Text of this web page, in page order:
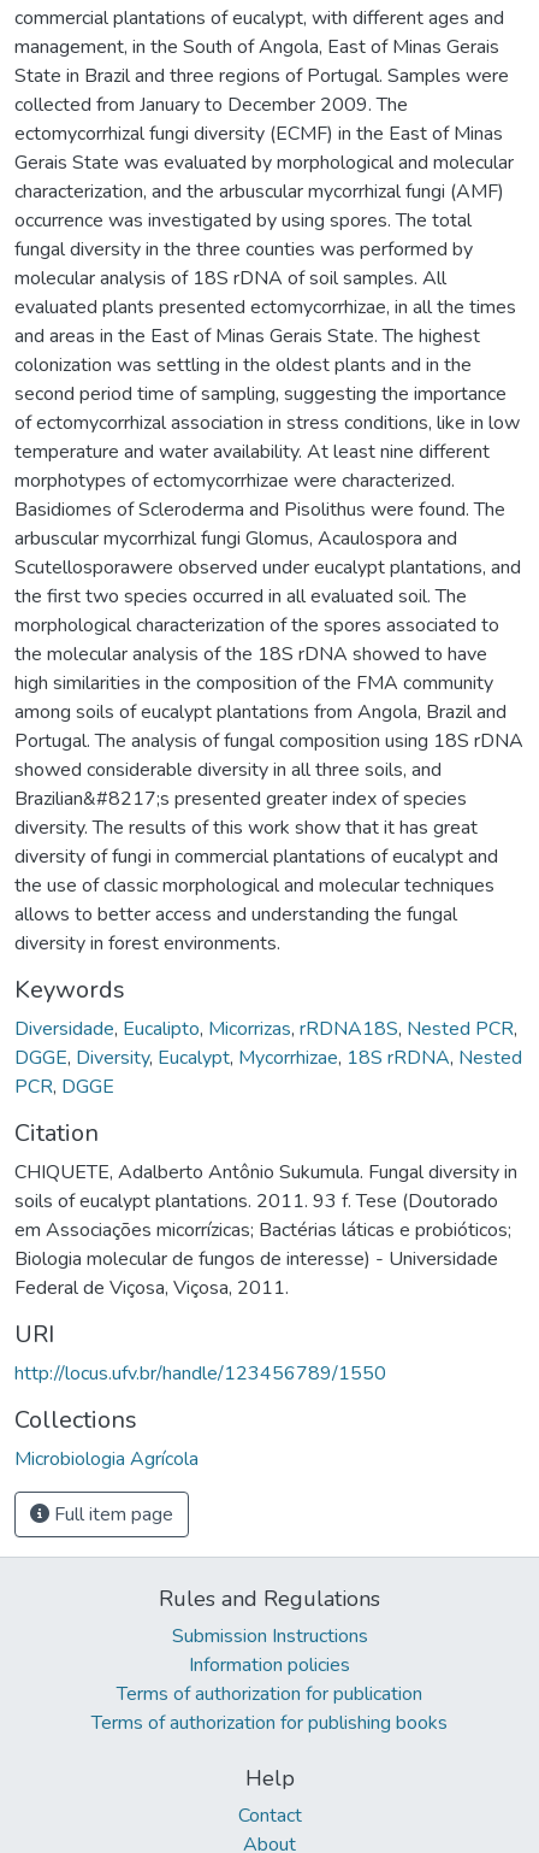
commercial plantations of eucalypt, with different ages and
management, in the South of Angola, East of Minas Gerais
State in Brazil and three regions of Portugal. Samples were
collected from January to December 2009. The
ectomycorrhizal fungi diversity (ECMF) in the East of Minas
Gerais State was evaluated by morphological and molecular
characterization, and the arbuscular mycorrhizal fungi (AMF)
occurrence was investigated by using spores. The total
fungal diversity in the three counties was performed by
molecular analysis of 18S rDNA of soil samples. All
evaluated plants presented ectomycorrhizae, in all the times
and areas in the East of Minas Gerais State. The highest
colonization was settling in the oldest plants and in the
second period time of sampling, suggesting the importance
of ectomycorrhizal association in stress conditions, like in low
temperature and water availability. At least nine different
morphotypes of ectomycorrhizae were characterized.
Basidiomes of Scleroderma and Pisolithus were found. The
arbuscular mycorrhizal fungi Glomus, Acaulospora and
Scutellosporawere observed under eucalypt plantations, and
the first two species occurred in all evaluated soil. The
morphological characterization of the spores associated to
the molecular analysis of the 18S rDNA showed to have
high similarities in the composition of the FMA community
among soils of eucalypt plantations from Angola, Brazil and
Portugal. The analysis of fungal composition using 18S rDNA
showed considerable diversity in all three soils, and
Brazilian&#8217;s presented greater index of species
diversity. The results of this work show that it has great
diversity of fungi in commercial plantations of eucalypt and
the use of classic morphological and molecular techniques
allows to better access and understanding the fungal
diversity in forest environments.
Keywords
Diversidade, Eucalipto, Micorrizas, rRDNA18S, Nested PCR,
DGGE, Diversity, Eucalypt, Mycorrhizae, 18S rRDNA, Nested
PCR, DGGE
Citation
CHIQUETE, Adalberto Antônio Sukumula. Fungal diversity in
soils of eucalypt plantations. 2011. 93 f. Tese (Doutorado
em Associações micorrízicas; Bactérias láticas e probióticos;
Biologia molecular de fungos de interesse) - Universidade
Federal de Viçosa, Viçosa, 2011.
URI
http://locus.ufv.br/handle/123456789/1550
Collections
Microbiologia Agrícola
Full item page
Rules and Regulations
Submission Instructions
Information policies
Terms of authorization for publication
Terms of authorization for publishing books
Help
Contact
About